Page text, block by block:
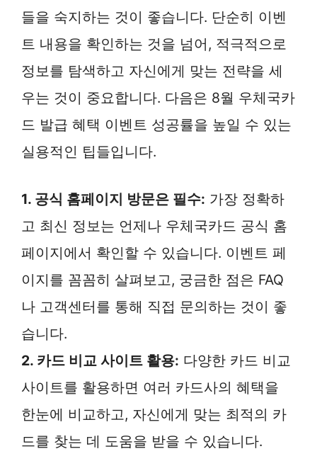
들을 숙지하는 것이 좋습니다. 단순히 이벤
트 내용을 확인하는 것을 넘어, 적극적으로
정보를 탐색하고 자신에게 맞는 전략을 세
우는 것이 중요합니다. 다음은 8월 우체국카
드 발급 혜택 이벤트 성공률을 높일 수 있는
실용적인 팁들입니다.
1. 공식 홈페이지 방문은 필수: 가장 정확하
고 최신 정보는 언제나 우체국카드 공식 홈
페이지에서 확인할 수 있습니다. 이벤트 페
이지를 꼼꼼히 살펴보고, 궁금한 점은 FAQ
나 고객센터를 통해 직접 문의하는 것이 좋
습니다.
2. 카드 비교 사이트 활용: 다양한 카드 비교
사이트를 활용하면 여러 카드사의 혜택을
한눈에 비교하고, 자신에게 맞는 최적의 카
드를 찾는 데 도움을 받을 수 있습니다.